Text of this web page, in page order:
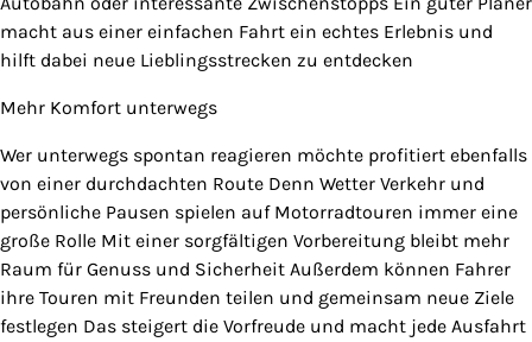
macht aus einer einfachen Fahrt ein echtes Erlebnis und
hilft dabei neue Lieblingsstrecken zu entdecken
Mehr Komfort unterwegs
Wer unterwegs spontan reagieren möchte profitiert ebenfalls
von einer durchdachten Route Denn Wetter Verkehr und
persönliche Pausen spielen auf Motorradtouren immer eine
große Rolle Mit einer sorgfältigen Vorbereitung bleibt mehr
Raum für Genuss und Sicherheit Außerdem können Fahrer
ihre Touren mit Freunden teilen und gemeinsam neue Ziele
festlegen Das steigert die Vorfreude und macht jede Ausfahrt